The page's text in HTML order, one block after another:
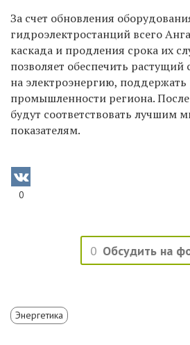
За счет обновления
гидроэлектростанций всего
каскада и продления срока их
позволяет обеспечить растущий
на электроэнергию, поддержать
промышленности региона.
будут соответствовать лучшим
показателям.
0
0 Обсудить на
Энергетика